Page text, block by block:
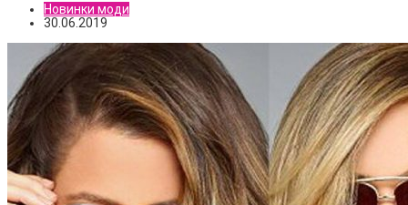
Новинки моди
30.06.2019